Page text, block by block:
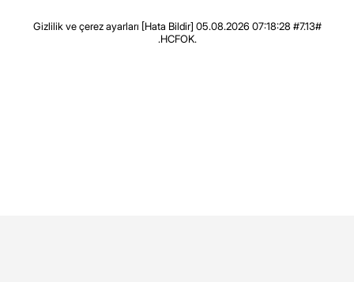
Gizlilik ve çerez ayarları [Hata Bildir] 05.08.2026 07:18:28 #7.13#
.HCFOK.